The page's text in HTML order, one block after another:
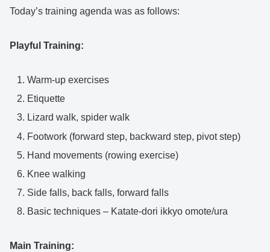
Today’s training agenda was as follows:
Playful Training:
Warm-up exercises
Etiquette
Lizard walk, spider walk
Footwork (forward step, backward step, pivot step)
Hand movements (rowing exercise)
Knee walking
Side falls, back falls, forward falls
Basic techniques – Katate-dori ikkyo omote/ura
Main Training: